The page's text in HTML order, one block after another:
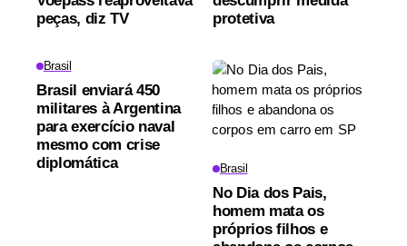
peças, diz TV
protetiva
Brasil
Brasil enviará 450
militares à Argentina
para exercício naval
mesmo com crise
diplomática
Brasil
No Dia dos Pais,
homem mata os
próprios filhos e